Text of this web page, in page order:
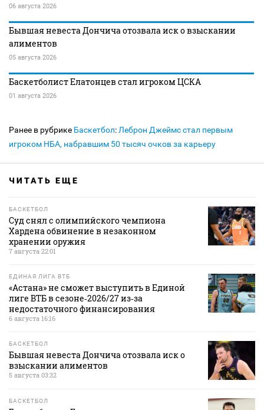
06 августа 2026
Бывшая невеста Дончича отозвала иск о взыскании
алиментов
05 августа 2026
Баскетболист Елатонцев стал игроком ЦСКА
01 августа 2026
Ранее в рубрике Баскетбол: Леброн Джеймс стал первым
игроком НБА, набравшим 50 тысяч очков за карьеру
ЧИТАТЬ ЕЩЕ
БАСКЕТБОЛ
Суд снял с олимпийского чемпиона
Хардена обвинение в незаконном
хранении оружия
7 августа 22:01
ЕДИНАЯ ЛИГА ВТБ
«Астана» не сможет выступить в Единой
лиге ВТБ в сезоне‑2026/27 из‑за
недостаточного финансирования
6 августа 16:16
БАСКЕТБОЛ
Бывшая невеста Дончича отозвала иск о
взыскании алиментов
5 августа 03:32
БАСКЕТБОЛ